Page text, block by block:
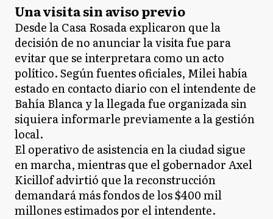
Una visita sin aviso previo
Desde la Casa Rosada explicaron que la
decisión de no anunciar la visita fue para
evitar que se interpretara como un acto
político. Según fuentes oficiales, Milei había
estado en contacto diario con el intendente de
Bahía Blanca y la llegada fue organizada sin
siquiera informarle previamente a la gestión
local.
El operativo de asistencia en la ciudad sigue
en marcha, mientras que el gobernador Axel
Kicillof advirtió que la reconstrucción
demandará más fondos de los $400 mil
millones estimados por el intendente.